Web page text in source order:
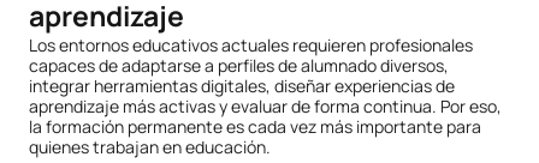
aprendizaje
Los entornos educativos actuales requieren profesionales
capaces de adaptarse a perfiles de alumnado diversos,
integrar herramientas digitales, diseñar experiencias de
aprendizaje más activas y evaluar de forma continua. Por eso,
la formación permanente es cada vez más importante para
quienes trabajan en educación.